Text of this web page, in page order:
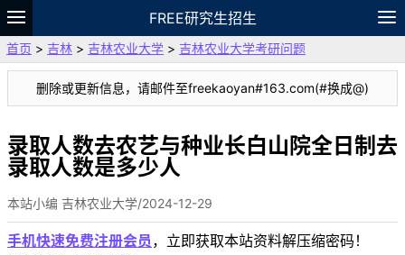
FREE研究生招生
题库
故事 专题 APP 笔记
论坛
VIP
资料
首页 > 吉林 > 吉林农业大学 > 吉林农业大学考研问题
删除或更新信息，请邮件至freekaoyan#163.com(#换成@)
录取人数去农艺与种业长白山院全日制去
录取人数是多少人
本站小编 吉林农业大学/2024-12-29
手机快速免费注册会员 ，立即获取本站资料解压缩密码！